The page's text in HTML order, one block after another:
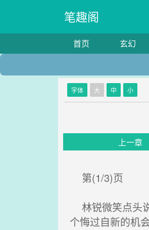
笔趣阁
首页 玄幻
字体 大 中 小
上一章
第(1/3)页
林锐微笑点头
个悔过自新的机